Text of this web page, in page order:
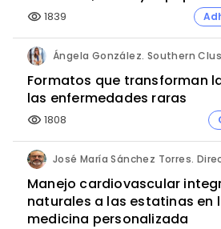
visibility 1839
Formatos que transforman
las enfermedades raras
visibility 1808
Manejo cardiovascular
naturales a las estatinas en
medicina personalizada